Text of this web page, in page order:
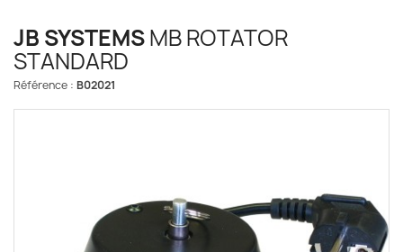
JB SYSTEMSMB ROTATOR
STANDARD
Référence : B02021